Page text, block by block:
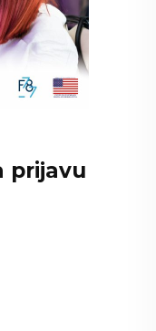
prijavu